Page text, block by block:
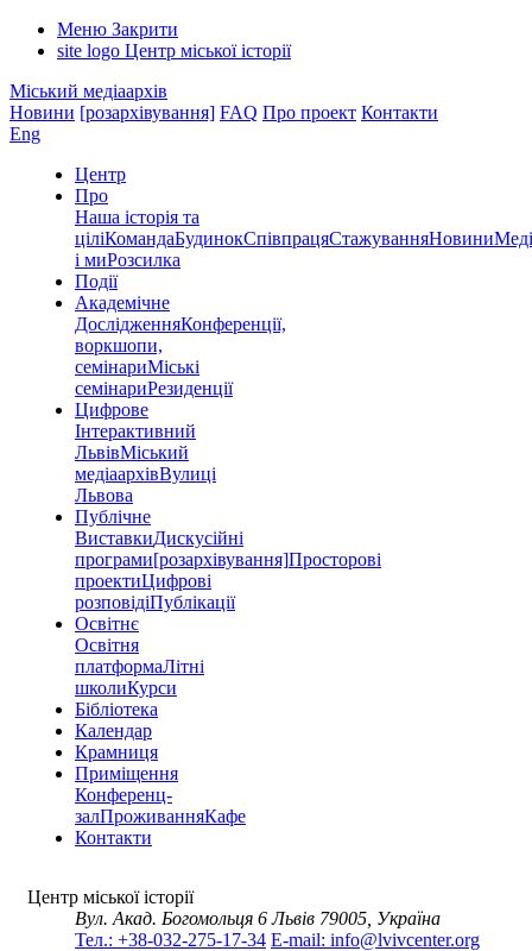
Меню Закрити
site logo Центр міської історії
Міський медіаархів
Новини [розархівування] FAQ Про проект Контакти
Eng
Центр
Про
Наша історія та
ціліКомандаБудинокСпівпрацяСтажуванняНовини
і миРозсилка
Події
Академічне
ДослідженняКонференції,
воркшопи,
семінариМіські
семінариРезиденції
Цифрове
Інтерактивний
ЛьвівМіський
медіаархівВулиці
Львова
Публічне
ВиставкиДискусійні
програми[розархівування]Просторові
проектиЦифрові
розповідіПублікації
Освітнє
Освітня
платформаЛітні
школиКурси
Бібліотека
Календар
Крамниця
Приміщення
Конференц-
залПроживанняКафе
Контакти
Центр міської історії
Вул. Акад. Богомольця 6 Львів 79005, Україна
Тел.: +38-032-275-17-34 E-mail: info@lvivcenter.org